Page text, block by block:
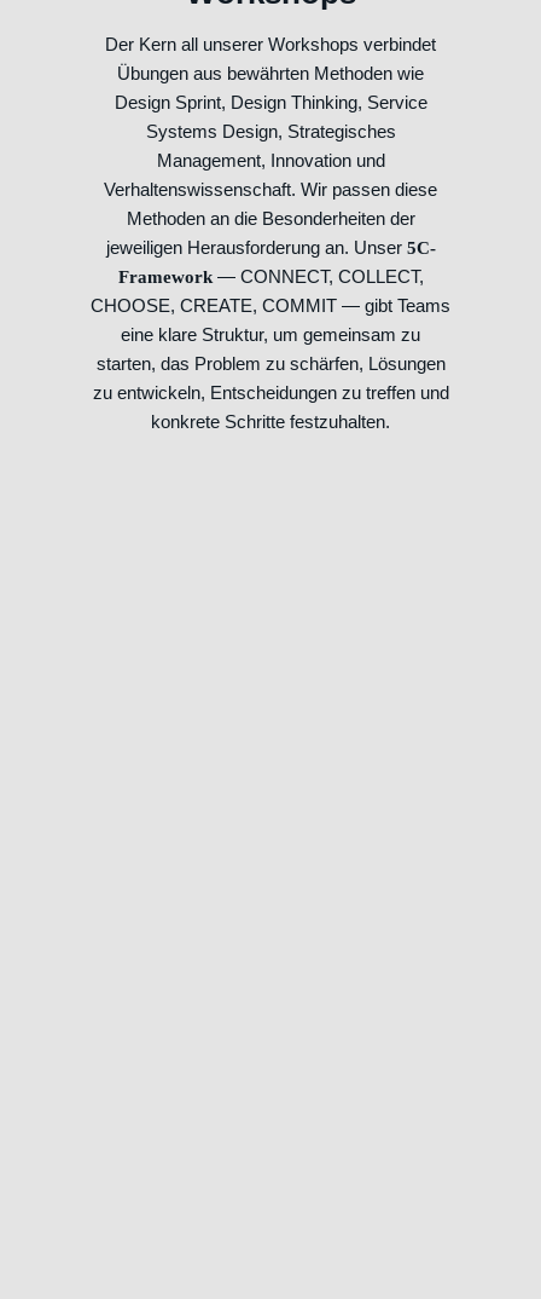
Der Kern all unserer Workshops verbindet
Übungen aus bewährten Methoden wie
Design Sprint, Design Thinking, Service
Systems Design, Strategisches
Management, Innovation und
Verhaltenswissenschaft. Wir passen diese
Methoden an die Besonderheiten der
jeweiligen Herausforderung an. Unser 5C-
Framework— CONNECT, COLLECT,
CHOOSE, CREATE, COMMIT — gibt Teams
eine klare Struktur, um gemeinsam zu
starten, das Problem zu schärfen, Lösungen
zu entwickeln, Entscheidungen zu treffen und
konkrete Schritte festzuhalten.